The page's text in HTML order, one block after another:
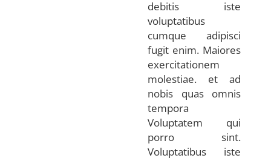
debitis iste
voluptatibus
cumque adipisci
fugit enim. Maiores
exercitationem
molestiae. et ad
nobis quas omnis
tempora
Voluptatem qui
porro sint.
Voluptatibus iste